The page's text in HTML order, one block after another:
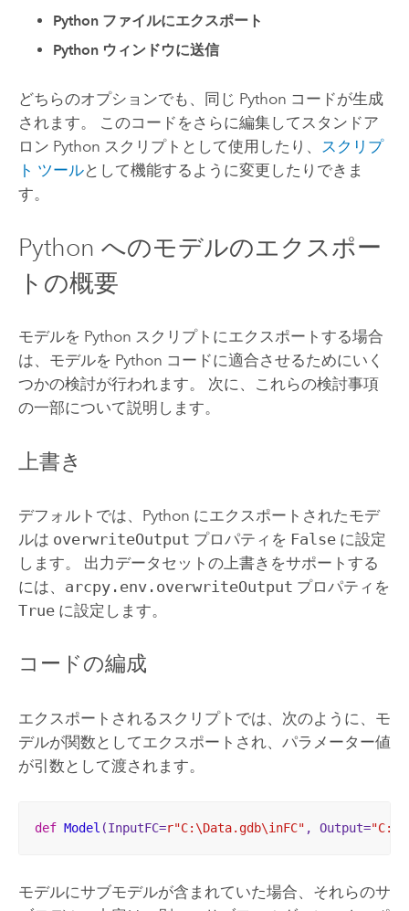
Python ファイルにエクスポート
Python ウィンドウに送信
どちらのオプションでも、同じ Python コードが生成
されます。 このコードをさらに編集してスタンドア
ロン Python スクリプトとして使用したり、
スクリプ
ト ツールとして機能するように変更したりできま
す。
Python へのモデルのエクスポー
トの概要
モデルを Python スクリプトにエクスポートする場合
は、モデルを Python コードに適合させるためにいく
つかの検討が行われます。 次に、これらの検討事項
の一部について説明します。
上書き
デフォルトでは、 Python にエクスポートされたモデ
ルは overwriteOutput プロパティを Falseに設定
します。 出力データセットの上書きをサポートする
には、 arcpy.env.overwriteOutput プロパティを
Trueに設定します。
コードの編成
エクスポートされるスクリプトでは、次のように、モ
デルが関数としてエクスポートされ、パラメーター値
が引数として渡されます。
def Model (InputFC=r"C:\Data.gdb\inFC" , Output=
モデルにサブモデルが含まれていた場合、それらのサ